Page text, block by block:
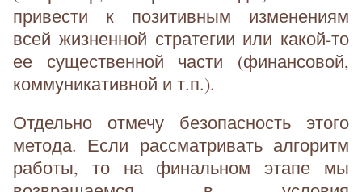
привести к позитивным изменениям
всей жизненной стратегии или какой-то
ее существенной части (финансовой,
коммуникативной и т.п.).
Отдельно отмечу безопасность этого
метода. Если рассматривать алгоритм
работы, то на финальном этапе мы